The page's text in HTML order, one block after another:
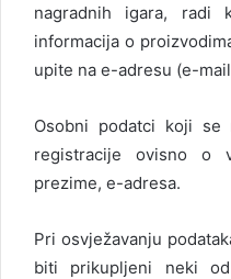
nagradnih igara, radi
informacija o
upite na e-adresu (e-
Osobni podatci koji se
registracije ovisno o
prezime, e-adresa.
Pri osvježavanju
biti prikupljeni neki